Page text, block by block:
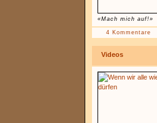
«Mach mich auf!»
4 Kommentare
Videos